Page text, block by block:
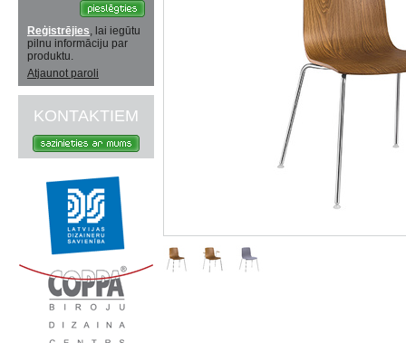
Reģistrējies, lai iegūtu
pilnu informāciju par
produktu.
Atjaunot paroli
KONTAKTIEM